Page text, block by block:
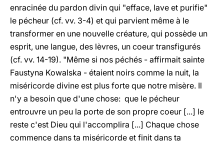
enracinée du pardon divin qui "efface, lave et purifie"
le pécheur (cf. vv. 3-4) et qui parvient même à le
transformer en une nouvelle créature, qui possède un
esprit, une langue, des lèvres, un coeur transfigurés
(cf. vv. 14-19). "Même si nos péchés - affirmait sainte
Faustyna Kowalska - étaient noirs comme la nuit, la
miséricorde divine est plus forte que notre misère. Il
n'y a besoin que d'une chose: que le pécheur
entrouvre un peu la porte de son propre coeur [...] le
reste c'est Dieu qui l'accomplira [...] Chaque chose
commence dans ta miséricorde et finit dans ta